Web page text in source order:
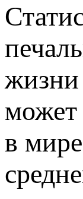
жизни
может
в